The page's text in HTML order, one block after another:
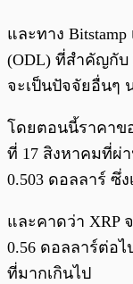
และทาง Bitstamp
(ODL) ที่สำคัญกับ
จะเป็นปัจจัยอื่นๆ
โดยตอนนี้ราคาข
ที่ 17 สิงหาคมที่ผ่
0.503 ดอลลาร์ ซึ่
และคาดว่า XRP
0.56 ดอลลาร์ต่อ
ที่มากเกินไป